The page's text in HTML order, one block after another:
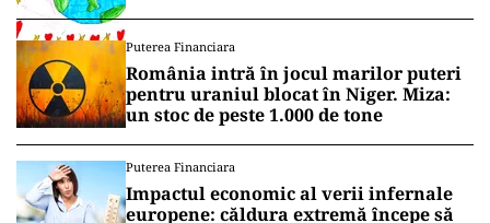
Puterea Financiara
România intră în jocul marilor puteri
pentru uraniul blocat în Niger. Miza:
un stoc de peste 1.000 de tone
Puterea Financiara
Impactul economic al verii infernale
europene: căldura extremă începe să